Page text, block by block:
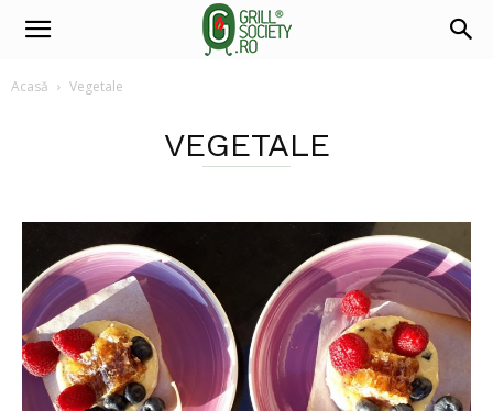
Acasă Vegetale
VEGETALE